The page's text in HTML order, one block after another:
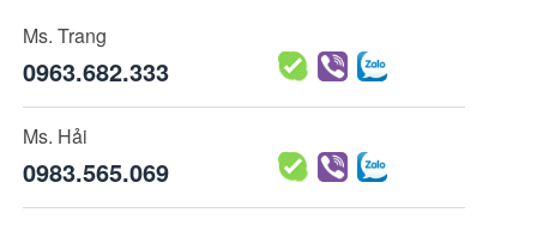
Ms. Trang
0963.682.333
Ms. Hải
0983.565.069